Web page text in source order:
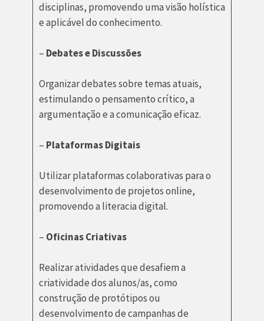
disciplinas, promovendo uma visão holística
e aplicável do conhecimento.
– Debates e Discussões
Organizar debates sobre temas atuais,
estimulando o pensamento crítico, a
argumentação e a comunicação eficaz.
– Plataformas Digitais
Utilizar plataformas colaborativas para o
desenvolvimento de projetos online,
promovendo a literacia digital.
– Oficinas Criativas
Realizar atividades que desafiem a
criatividade dos alunos/as, como
construção de protótipos ou
desenvolvimento de campanhas de